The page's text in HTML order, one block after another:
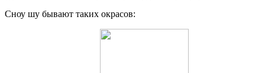
Сноу шу бывают таких окрасов: